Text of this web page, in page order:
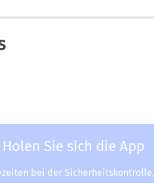
Holen Sie sich die App
bei der